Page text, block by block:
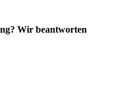
Wir beantworten